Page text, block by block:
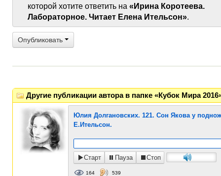
которой хотите ответить на «Ирина Коротеева.
Лабораторное. Читает Елена Ительсон».
Опубликовать
Другие публикации автора в папке «Кубок Мира
Юлия Долгановских. 121. Сон Якова у
Е.Ительсон.
Старт Пауза Стоп
164 539